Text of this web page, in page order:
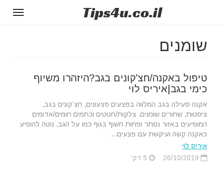
Tips4u.co.il
שומנים
טיפול באקנה/חצ'קונים בגב?היזהרו משיוף
כימי בגב|איריס לוי
אקנה פעילה בגב המלווה בפצעים פצעונים, חצ’קונים בגב,
ציסטות, שחורים שומנים. צלקות/חטטים וכתמים חומים/אדומים
המופיעים באזור נסתר ופחות חשוף בגוף כמו על הגב, נוטה להופיע
כאקנה קשה ועיקשת עם פצעים...
איריס לוי